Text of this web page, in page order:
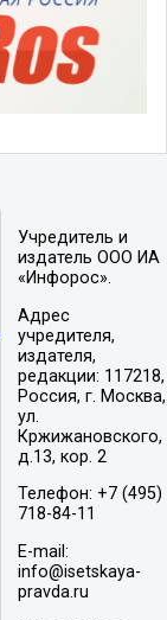
Учредитель и
издатель ООО ИА
«Инфорос».
Адрес
учредителя,
издателя,
редакции: 117218,
Россия, г. Москва,
ул.
Кржижановского,
д.13, кор. 2
Телефон: +7 (495)
718-84-11
E-mail:
info@isetskaya-
pravda.ru